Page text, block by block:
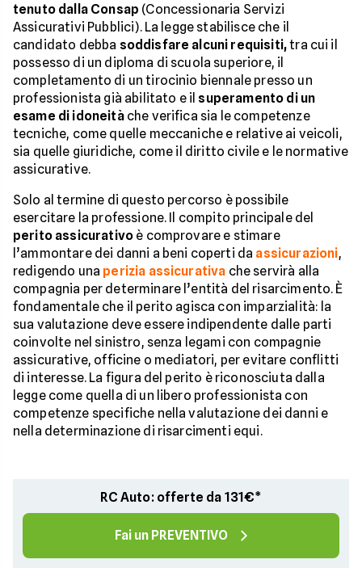
tenuto dalla Consap (Concessionaria Servizi
Assicurativi Pubblici). La legge stabilisce che il
candidato debba soddisfare alcuni requisiti,tra cui il
possesso di un diploma di scuola superiore, il
completamento di un tirocinio biennale presso un
professionista già abilitato e il superamento di un
esame di idoneitàche verifica sia le competenze
tecniche, come quelle meccaniche e relative ai veicoli,
sia quelle giuridiche, come il diritto civile e le normative
assicurative.
Solo al termine di questo percorso è possibile
esercitare la professione. Il compito principale del
perito assicurativo è comprovare e stimare
l’ammontare dei danni a beni coperti da assicurazioni,
redigendo una perizia assicurativa che servirà alla
compagnia per determinare l’entità del risarcimento. È
fondamentale che il perito agisca con imparzialità: la
sua valutazione deve essere indipendente dalle parti
coinvolte nel sinistro, senza legami con compagnie
assicurative, officine o mediatori, per evitare conflitti
di interesse. La figura del perito è riconosciuta dalla
legge come quella di un libero professionista con
competenze specifiche nella valutazione dei danni e
nella determinazione di risarcimenti equi.
RC Auto: offerte da 131€*
Fai un PREVENTIVO